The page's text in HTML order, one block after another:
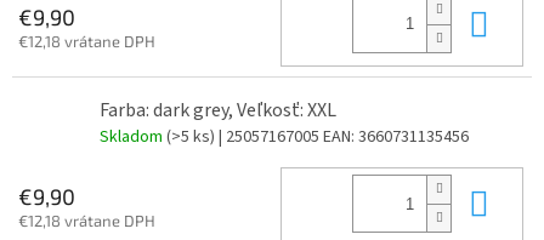
€9,90
€12,18 vrátane DPH
Farba: dark grey, Veľkosť: XXL
Skladom (>5 ks) | 25057167005 EAN: 3660731135456
€9,90
€12,18 vrátane DPH